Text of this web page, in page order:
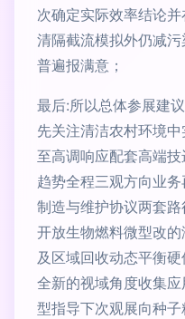
次确定实际效率结论
清隔截流模拟外仍减
普遍报满意；
最后:所以总体参展建
先关注清洁农村环境
至高调响应配套高端
趋势全程三观方向业
制造与维护协议两套
开放生物燃料微型改
及区域回收动态平衡
全新的视域角度收集
型指导下次观展向种